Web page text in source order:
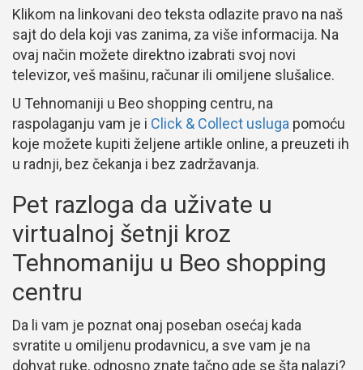
Klikom na linkovani deo teksta odlazite pravo na naš
sajt do dela koji vas zanima, za više informacija. Na
ovaj način možete direktno izabrati svoj novi
televizor, veš mašinu, računar ili omiljene slušalice.
U Tehnomaniji u Beo shopping centru, na
raspolaganju vam je i Click & Collect usluga pomoću
koje možete kupiti željene artikle online, a preuzeti ih
u radnji, bez čekanja i bez zadržavanja.
Pet razloga da uživate u
virtualnoj šetnji kroz
Tehnomaniju u Beo shopping
centru
Da li vam je poznat onaj poseban osećaj kada
svratite u omiljenu prodavnicu, a sve vam je na
dohvat ruke, odnosno znate tačno gde se šta nalazi?